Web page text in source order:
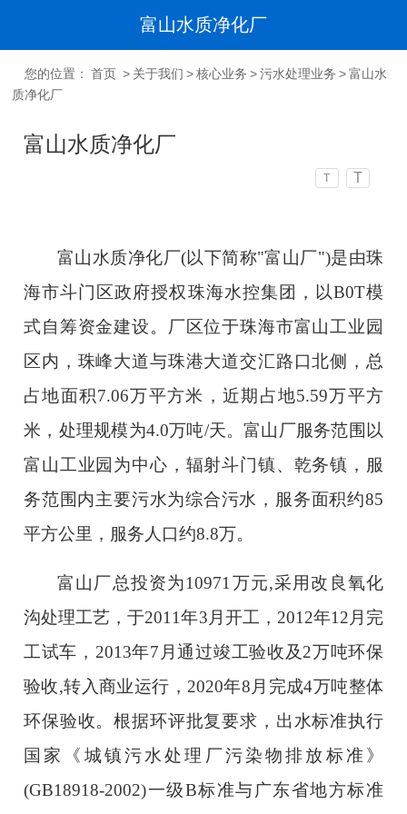
富山水质净化厂
您的位置： 首页 > 关于我们 > 核心业务 > 污水处理业务 > 富山水
质净化厂
富山水质净化厂
T T
富山水质净化厂(以下简称"富山厂")是由珠
海市斗门区政府授权珠海水控集团，以B0T模
式自筹资金建设。厂区位于珠海市富山工业园
区内，珠峰大道与珠港大道交汇路口北侧，总
占地面积7.06万平方米，近期占地5.59万平方
米，处理规模为4.0万吨/天。富山厂服务范围以
富山工业园为中心，辐射斗门镇、乾务镇，服
务范围内主要污水为综合污水，服务面积约85
平方公里，服务人口约8.8万。
富山厂总投资为10971万元,采用改良氧化
沟处理工艺，于2011年3月开工，2012年12月完
工试车，2013年7月通过竣工验收及2万吨环保
验收,转入商业运行，2020年8月完成4万吨整体
环保验收。根据环评批复要求，出水标准执行
国家《城镇污水处理厂污染物排放标准》
(GB18918-2002)一级B标准与广东省地方标准